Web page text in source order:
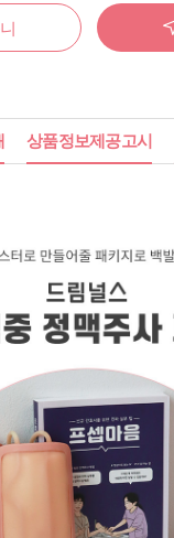
상품정보제공고시